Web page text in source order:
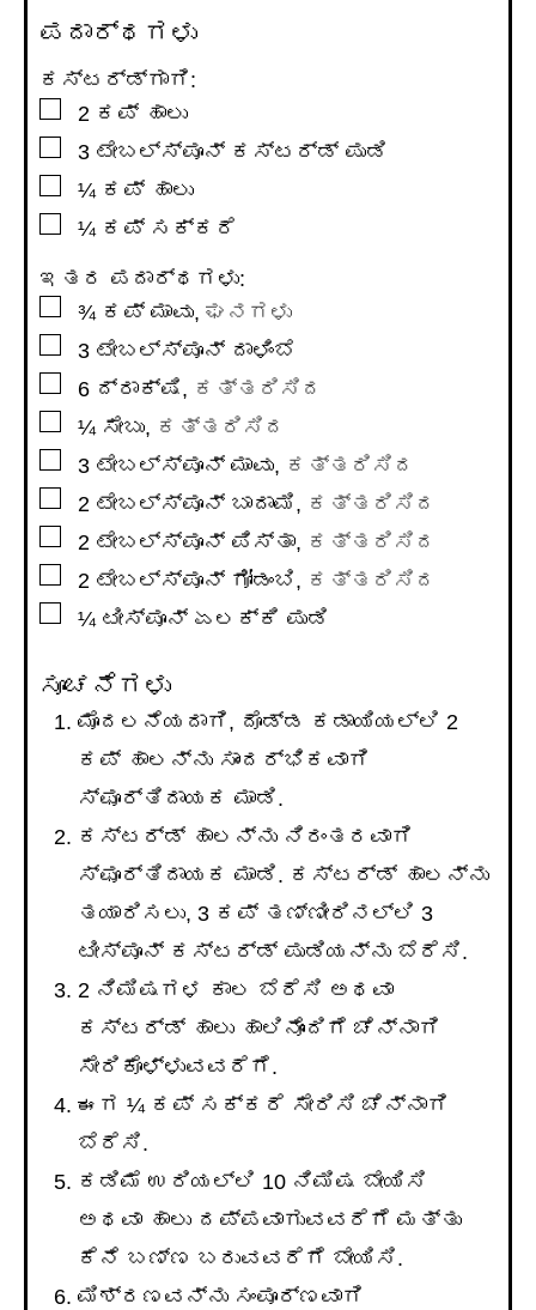
ಪದಾರ್ಥಗಳು
ಕಸ್ಟರ್ಡ್ಗಾಗಿ:
▢2 ಕಪ್ ಹಾಲು
▢3 ಟೇಬಲ್ಸ್ಪೂನ್ ಕಸ್ಟರ್ಡ್ ಪುಡಿ
▢¼ ಕಪ್ ಹಾಲು
▢¼ ಕಪ್ ಸಕ್ಕರೆ
ಇತರ ಪದಾರ್ಥಗಳು:
▢¾ ಕಪ್ ಮಾವು, ಘನಗಳು
▢3 ಟೇಬಲ್ಸ್ಪೂನ್ ದಾಳಿಂಬೆ
▢6 ದ್ರಾಕ್ಷಿ, ಕತ್ತರಿಸಿದ
▢¼ ಸೇಬು, ಕತ್ತರಿಸಿದ
▢3 ಟೇಬಲ್ಸ್ಪೂನ್ ಮಾವು, ಕತ್ತರಿಸಿದ
▢2 ಟೇಬಲ್ಸ್ಪೂನ್ ಬಾದಾಮಿ, ಕತ್ತರಿಸಿದ
▢2 ಟೇಬಲ್ಸ್ಪೂನ್ ಪಿಸ್ತಾ, ಕತ್ತರಿಸಿದ
▢2 ಟೇಬಲ್ಸ್ಪೂನ್ ಗೋಡಂಬಿ, ಕತ್ತರಿಸಿದ
▢¼ ಟೀಸ್ಪೂನ್ ಏಲಕ್ಕಿ ಪುಡಿ
ಸೂಚನೆಗಳು
ಮೊದಲನೆಯದಾಗಿ, ದೊಡ್ಡ ಕಡಾಯಿಯಲ್ಲಿ 2
ಕಪ್ ಹಾಲನ್ನು ಸಾಂದರ್ಭಿಕವಾಗಿ
ಸ್ಫೂರ್ತಿದಾಯಕ ಮಾಡಿ.
ಕಸ್ಟರ್ಡ್ ಹಾಲನ್ನು ನಿರಂತರವಾಗಿ
ಸ್ಫೂರ್ತಿದಾಯಕ ಮಾಡಿ. ಕಸ್ಟರ್ಡ್ ಹಾಲನ್ನು
ತಯಾರಿಸಲು, 3 ಕಪ್ ತಣ್ಣೀರಿನಲ್ಲಿ 3
ಟೀಸ್ಪೂನ್ ಕಸ್ಟರ್ಡ್ ಪುಡಿಯನ್ನು ಬೆರೆಸಿ.
2 ನಿಮಿಷಗಳ ಕಾಲ ಬೆರೆಸಿ ಅಥವಾ
ಕಸ್ಟರ್ಡ್ ಹಾಲು ಹಾಲಿನೊಂದಿಗೆ ಚೆನ್ನಾಗಿ
ಸೇರಿಕೊಳ್ಳುವವರೆಗೆ.
ಈಗ ¼ ಕಪ್ ಸಕ್ಕರೆ ಸೇರಿಸಿ ಚೆನ್ನಾಗಿ
ಬೆರೆಸಿ.
ಕಡಿಮೆ ಉರಿಯಲ್ಲಿ 10 ನಿಮಿಷ ಬೇಯಿಸಿ
ಅಥವಾ ಹಾಲು ದಪ್ಪವಾಗುವವರೆಗೆ ಮತ್ತು
ಕೆನೆ ಬಣ್ಣ ಬರುವವರೆಗೆ ಬೇಯಿಸಿ.
ಮಿಶ್ರಣವನ್ನು ಸಂಪೂರ್ಣವಾಗಿ